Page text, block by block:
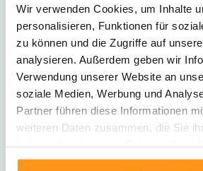
Wir verwenden Cookies, um Inhalte
personalisieren, Funktionen für
zu können und die Zugriffe auf
analysieren. Außerdem geben wir
Verwendung unserer Website an
soziale Medien, Werbung und
Partner führen diese Informationen
weiteren Daten zusammen, die Sie
gesammelt haben.
Direkt
Mit einem
E-Mail